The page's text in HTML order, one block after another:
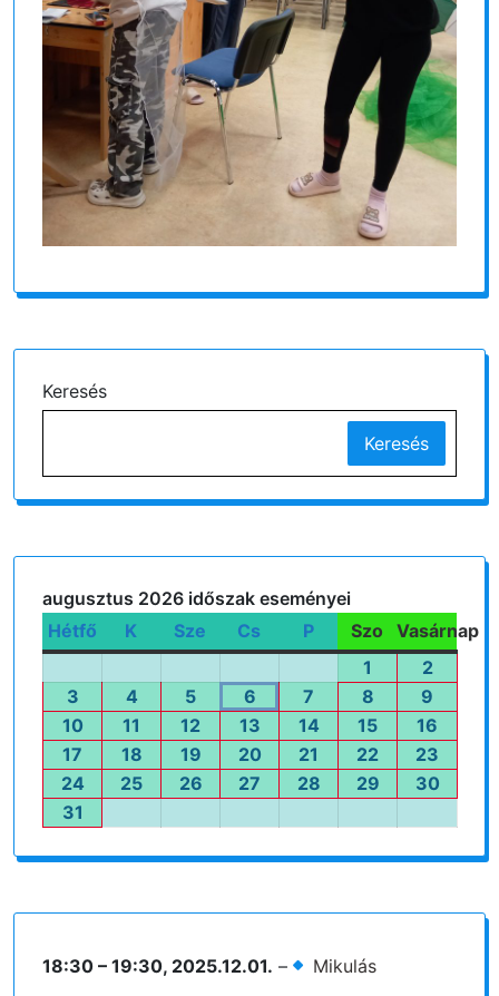
Keresés
Keresés
augusztus 2026 időszak eseményei
Hétfő hétfő
K keddSze szerda
Cs csütörtök
Ppéntek
Szo szombat
Vasárnap
1 2026.08.01.
2
3 2026.08.03.
4 2026.08.04.
5 2026.08.05.
6 2026.08.06.
7 2026.08.07.
8 2026.08.08.
9
10 2026.08.10.
11 2026.08.11.
12 2026.08.12.
13 2026.08.13.
14 2026.08.14.
15 2026.08.15.
16
17 2026.08.17.
18 2026.08.18.
19 2026.08.19.
20 2026.08.20.
21 2026.08.21.
22 2026.08.22.
23
24 2026.08.24.
25 2026.08.25.
26 2026.08.26.
27 2026.08.27.
28 2026.08.28.
29 2026.08.29.
30
31
18:30 – 19:30, 2025.12.01. – Mikulás